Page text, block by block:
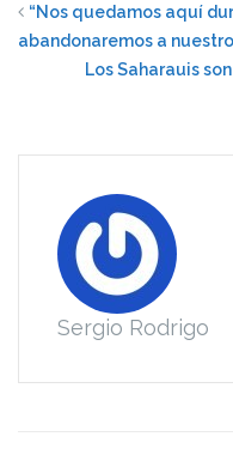
“Nos quedamos aquí
abandonaremos a
Los Saharauis
Sergio Rodrigo